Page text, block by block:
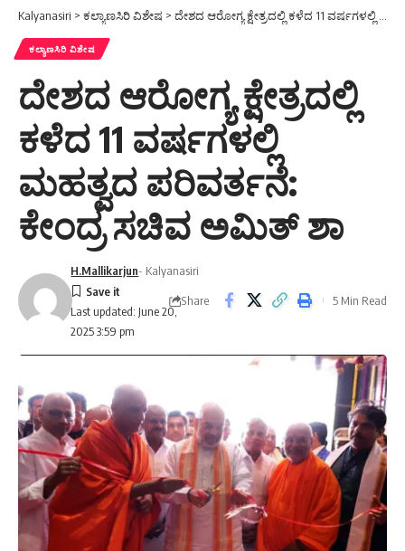
Kalyanasiri > ಕಲ್ಯಾಣಸಿರಿ ವಿಶೇಷ > ದೇಶದ ಆರೋಗ್ಯ ಕ್ಷೇತ್ರದಲ್ಲಿ ಕಳೆದ 11 ವರ್ಷಗಳಲ್ಲಿ ಮಹತ್ವದ ಪರಿವರ್ತನೆ: ಕೇಂದ್ರ ಸಚಿವ ಅಮಿತ್ ಶಾ
ಕಲ್ಯಾಣಸಿರಿ ವಿಶೇಷ
ದೇಶದ ಆರೋಗ್ಯ ಕ್ಷೇತ್ರದಲ್ಲಿ
ಕಳೆದ 11 ವರ್ಷಗಳಲ್ಲಿ
ಮಹತ್ವದ ಪರಿವರ್ತನೆ:
ಕೇಂದ್ರ ಸಚಿವ ಅಮಿತ್ ಶಾ
Last updated: June 20,
2025 3:59 pm
H.Mallikarjun- Kalyanasiri
Share 5 Min Read